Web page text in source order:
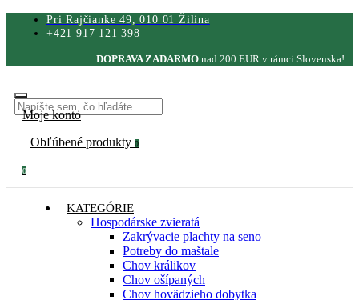
Pri Rajčianke 49, 010 01 Žilina
+421 917 121 398
DOPRAVA ZADARMO nad 200 EUR v rámci Slovenska!
Moje konto
Obľúbené produkty 0
0
KATEGÓRIE
Hospodárske zvieratá
Zakrývacie plachty na seno
Potreby do maštale
Chov králikov
Chov ošípaných
Chov hovädzieho dobytka